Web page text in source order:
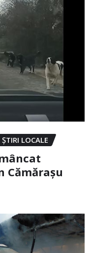
ȘTIRI LOCALE
Cămărașu